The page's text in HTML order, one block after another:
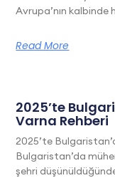
Avrupa’nın kalbinde
Read More
2025’te
Varna Rehberi
2025’te
Bulgaristan’da
şehri